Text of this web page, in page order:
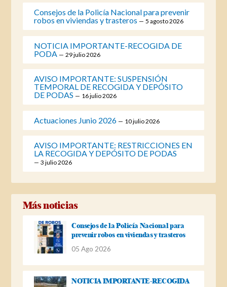
Consejos de la Policía Nacional para prevenir
robos en viviendas y trasteros
5 agosto 2026
NOTICIA IMPORTANTE-RECOGIDA DE
PODA
29 julio 2026
AVISO IMPORTANTE: SUSPENSIÓN
TEMPORAL DE RECOGIDA Y DEPÓSITO
DE PODAS
16 julio 2026
Actuaciones Junio 2026 10 julio 2026
AVISO IMPORTANTE: RESTRICCIONES EN
LA RECOGIDA Y DEPÓSITO DE PODAS
3 julio 2026
Más noticias
Consejos de la Policía Nacional para
prevenir robos en viviendas y trasteros
05 Ago 2026
NOTICIA IMPORTANTE-RECOGIDA